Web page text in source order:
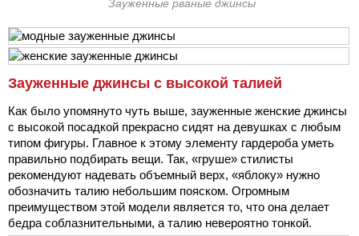
Зауженные рваные джинсы
Зауженные джинсы с высокой талией
Как было упомянуто чуть выше, зауженные женские джинсы
с высокой посадкой прекрасно сидят на девушках с любым
типом фигуры. Главное к этому элементу гардероба уметь
правильно подбирать вещи. Так, «груше» стилисты
рекомендуют надевать объемный верх, «яблоку» нужно
обозначить талию небольшим пояском. Огромным
преимуществом этой модели является то, что она делает
бедра соблазнительными, а талию невероятно тонкой.